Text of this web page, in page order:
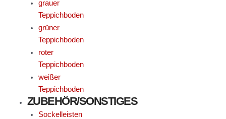
grauer
Teppichboden
grüner
Teppichboden
roter
Teppichboden
weißer
Teppichboden
ZUBEHÖR/SONSTIGES
Sockelleisten